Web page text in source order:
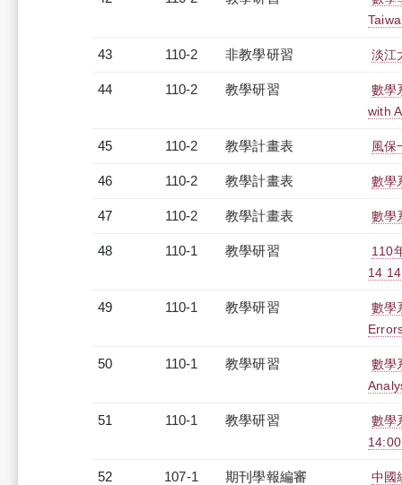
43 110-2 非教學研習 淡江
44 110-2 教學研習
數學
with
45 110-2 教學計畫表 風
46 110-2 教學計畫表 數學
47 110-2 教學計畫表 數學
48 110-1 教學研習
110
14
49 110-1 教學研習
數學
50 110-1 教學研習
數學
51 110-1 教學研習
數學
52 107-1 期刊學報編審 中國